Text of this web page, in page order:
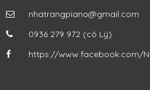
nhatrangpiano@gmail.com
0936 279 972 (cô Lý)
https://www.facebook.com/